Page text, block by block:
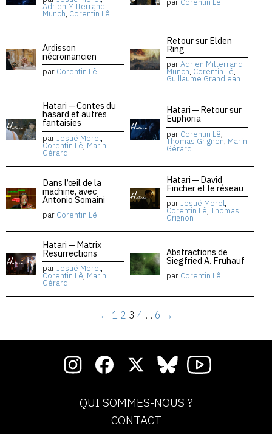
Adrien Mitterrand
Munch, Corentin Lê
Ardisson
nécromancien
par Corentin Lê
Retour sur Elden
Ring
parAdrien Mitterrand
Munch, Corentin Lê,
Guillaume Grandjean
Hatari — Contes du
hasard et autres
fantaisies
parJosué Morel,
Corentin Lê, Marin
Gérard
Hatari — Retour sur
Euphoria
par Corentin Lê,
Thomas Grignon, Marin
Gérard
Dans l’œil de la
machine, avec
Antonio Somaini
par Corentin Lê
Hatari — David
Fincher et le réseau
parJosué Morel,
Corentin Lê, Thomas
Grignon
Hatari — Matrix
Resurrections
parJosué Morel,
Corentin Lê, Marin
Gérard
Abstractions de
Siegfried A. Fruhauf
par Corentin Lê
← 1 2 3 4 … 6 →
QUI SOMMES-NOUS ?
CONTACT